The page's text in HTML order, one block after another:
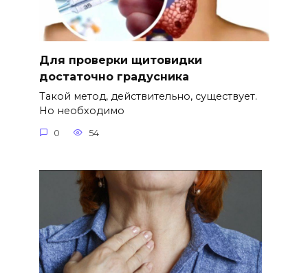
Для проверки щитовидки
достаточно градусника
Такой метод, действительно, существует.
Но необходимо
0 54